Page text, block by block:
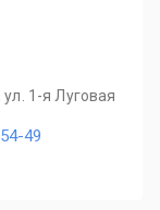
1-я Луговая
49